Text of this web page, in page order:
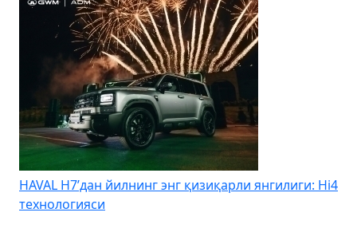
HAVAL H7’дан йилнинг энг қизиқарли янгилиги: Hi4
технологияси